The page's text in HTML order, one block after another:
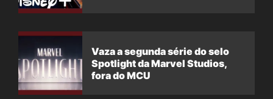
Vaza a segunda série do selo
Spotlight da Marvel Studios,
fora do MCU